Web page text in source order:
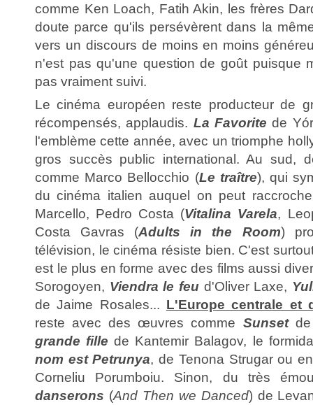
comme Ken Loach, Fatih Akin, les frères
doute parce qu'ils persévèrent dans la
vers un discours de moins en moins
n'est pas qu'une question de goût puisque
pas vraiment suivi.
Le cinéma européen reste producteur de
récompensés, applaudis. La Favorite de
l'emblème cette année, avec un triomphe
gros succès public international. Au sud,
comme Marco Bellocchio (Le traître), qui
du cinéma italien auquel on peut
Marcello, Pedro Costa (Vitalina Varela,
Costa Gavras (Adults in the Room)
télévision, le cinéma résiste bien. C'est
est le plus en forme avec des films aussi
Sorogoyen, Viendra le feu d'Oliver Laxe,
de Jaime Rosales... L'Europe centrale et
reste avec des œuvres comme Sunsetde
grande fille de Kantemir Balagov, le
nom est Petrunya, de Tenona Strugar ou
Corneliu Porumboiu. Sinon, du très
danserons (And Then we Danced) de